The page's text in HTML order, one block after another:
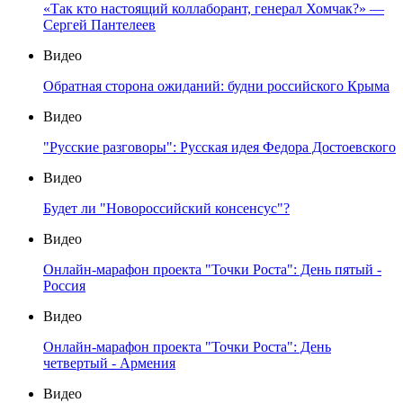
«Так кто настоящий коллаборант, генерал Хомчак?» —
Сергей Пантелеев
Видео
Обратная сторона ожиданий: будни российского Крыма
Видео
"Русские разговоры": Русская идея Федора Достоевского
Видео
Будет ли "Новороссийский консенсус"?
Видео
Онлайн-марафон проекта "Точки Роста": День пятый -
Россия
Видео
Онлайн-марафон проекта "Точки Роста": День
четвертый - Армения
Видео